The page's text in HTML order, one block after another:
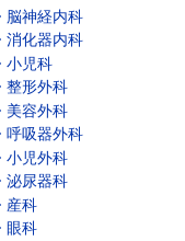
脳神経内科
消化器内科
小児科
整形外科
美容外科
呼吸器外科
小児外科
泌尿器科
産科
眼科